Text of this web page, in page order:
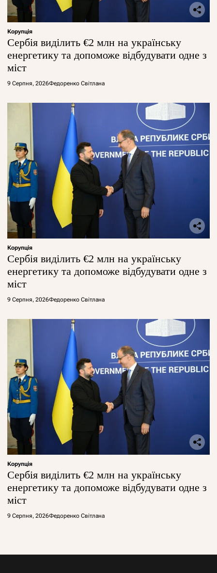
Корупція
Сербія виділить €2 млн на українську
енергетику та допоможе відбудувати одне з
міст
9 Серпня, 2026Федоренко Світлана
Корупція
Сербія виділить €2 млн на українську
енергетику та допоможе відбудувати одне з
міст
9 Серпня, 2026Федоренко Світлана
Корупція
Сербія виділить €2 млн на українську
енергетику та допоможе відбудувати одне з
міст
9 Серпня, 2026Федоренко Світлана